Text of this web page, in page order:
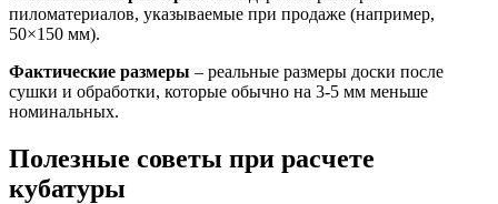
пиломатериалов, указываемые при продаже (например,
50×150 мм).
Фактические размеры – реальные размеры доски после
сушки и обработки, которые обычно на 3-5 мм меньше
номинальных.
Полезные советы при расчете
кубатуры